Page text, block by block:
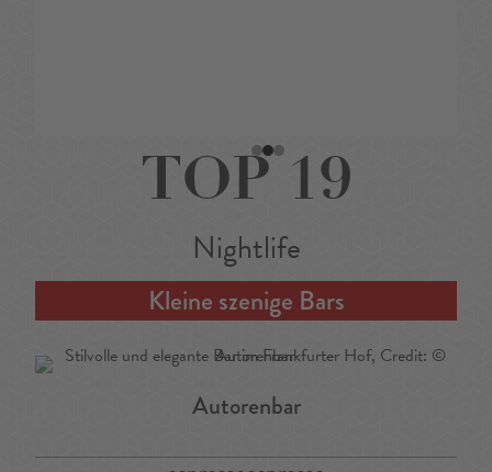
TOP 19
Nightlife
Kleine szenige Bars
Autorenbar